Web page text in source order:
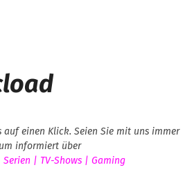
auf einen Klick. Seien Sie mit uns immer
informiert über
| TV-Shows | Gaming